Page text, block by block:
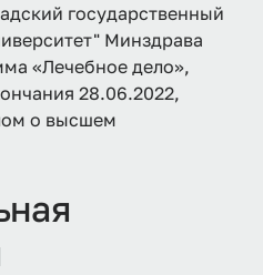
государственный
Минздрава
«Лечебное дело»,
28.06.2022,
о высшем